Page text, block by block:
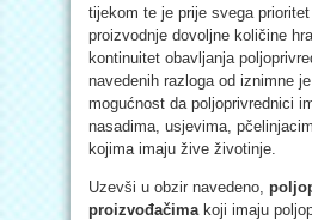
tijekom te je prije svega
proizvodnje dovoljne količine
kontinuitet obavljanja
navedenih razloga od iznimne
mogućnost da poljoprivrednici
nasadima, usjevima,
kojima imaju žive životinje.
Uzevši u obzir navedeno,
proizvođačimakoji imaju